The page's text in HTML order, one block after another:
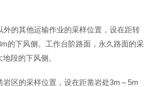
外的其他运输作业的采样位置，设在距转
的下风侧。工作台阶路面，永久路面的采
段的下风侧。
岩区的采样位置，设在距凿岩处3m～5m